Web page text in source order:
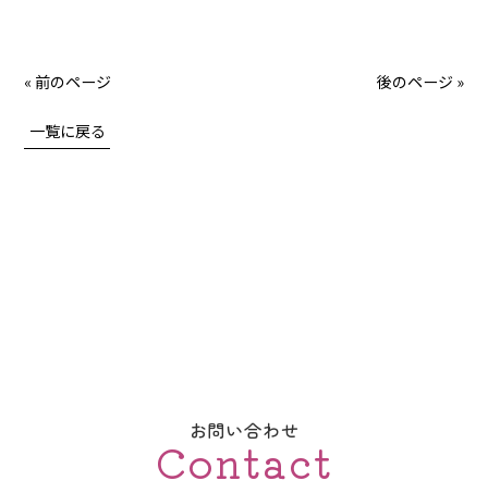
« 前のページ 後のページ »
一覧に戻る
お問い合わせ
Contact